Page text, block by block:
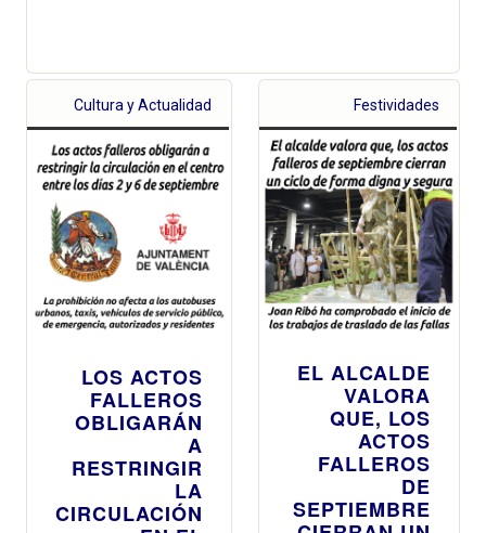
Cultura y Actualidad
LOS ACTOS
FALLEROS
OBLIGARÁN
A
RESTRINGIR
LA
CIRCULACIÓN
Festividades
EL ALCALDE
VALORA
QUE, LOS
ACTOS
FALLEROS
DE
SEPTIEMBRE